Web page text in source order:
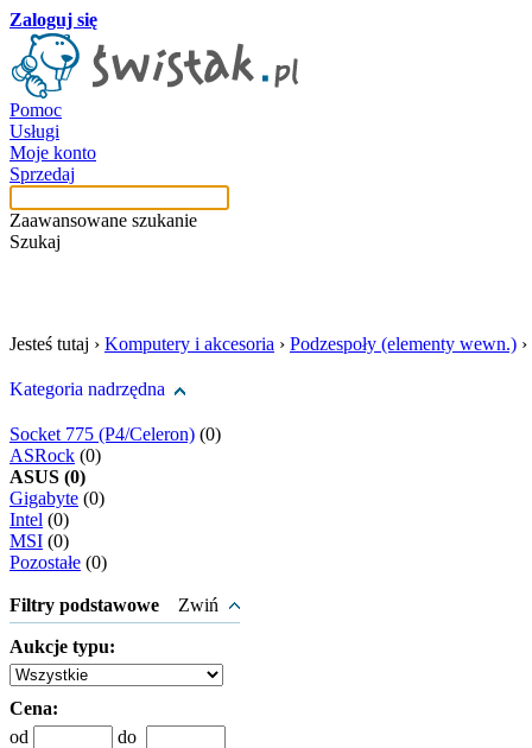
Zaloguj się
Pomoc
Usługi
Moje konto
Sprzedaj
Zaawansowane szukanie
Szukaj
Jesteś tutaj › Komputery i akcesoria › Podzespoły (elementy wewn.) ›
Kategoria nadrzędna
Socket 775 (P4/Celeron) (0)
ASRock (0)
ASUS (0)
Gigabyte (0)
Intel (0)
MSI (0)
Pozostałe (0)
Filtry podstawowe Zwiń
Aukcje typu:
Cena:
od
do